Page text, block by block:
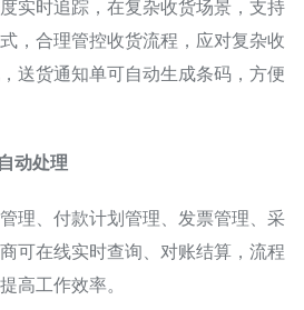
实时追踪，在复杂收货场景，支持
，合理管控收货流程，应对复杂收
送货通知单可自动生成条码，方便
动处理
理、付款计划管理、发票管理、采
可在线实时查询、对账结算，流程
高工作效率。